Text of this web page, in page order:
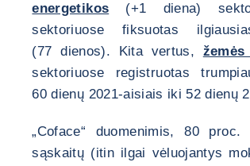
energetikos (+1 diena)
sektoriuose fiksuotas
(77 dienos). Kita vertus,
sektoriuose registruotas
60 dienų 2021-aisiais iki 52 dienų
„Coface“ duomenimis, 80
sąskaitų (itin ilgai vėluojantys